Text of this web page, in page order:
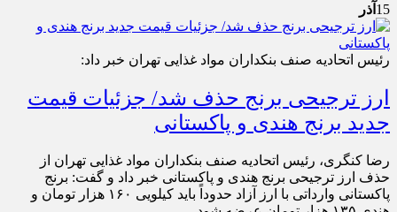
15 آذر
رئیس اتحادیه صنف بنکداران مواد غذایی تهران خبر داد:
ارز ترجیحی برنج حذف شد/ جزئیات قیمت
جدید برنج هندی و پاکستانی
رضا کنگری، رئیس اتحادیه صنف بنکداران مواد غذایی تهران از
حذف ارز ترجیحی برنج هندی و پاکستانی خبر داد و گفت: برنج
پاکستانی وارداتی با ارز آزاد حدوداً باید کیلویی ۱۶۰ هزار تومان و